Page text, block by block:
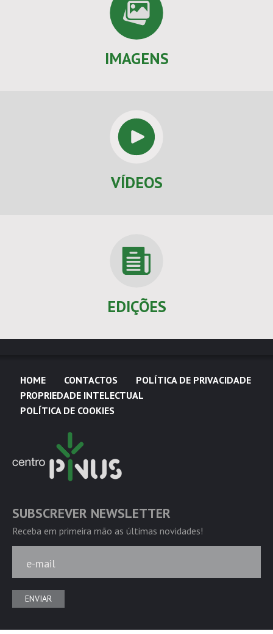
IMAGENS
VÍDEOS
EDIÇÕES
HOME CONTACTOS
POLÍTICA DE PRIVACIDADE
PROPRIEDADE INTELECTUAL
POLÍTICA DE COOKIES
SUBSCREVER NEWSLETTER
Receba em primeira mão as últimas novidades!
e-mail
ENVIAR